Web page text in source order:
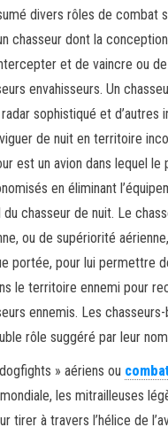
divers rôles de combat
chasseur dont la
et de vaincre ou
envahisseurs. Un
radar sophistiqué et d’autres
de nuit en territoire
est un avion dans lequel le
en éliminant
chasseur de nuit. Le
ou de supériorité
portée, pour lui permettre
le territoire ennemi pour
ennemis. Les
rôle suggéré par leur
» aériens ou
les mitrailleuses
tirer à travers l’hélice de